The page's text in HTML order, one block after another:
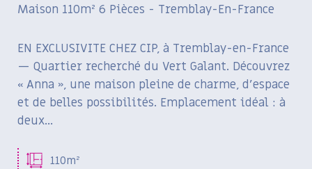
Maison 110m² 6 Pièces - Tremblay-En-France
EN EXCLUSIVITE CHEZ CIP, à Tremblay-en-France
— Quartier recherché du Vert Galant. Découvrez
« Anna », une maison pleine de charme, d’espace
et de belles possibilités. Emplacement idéal : à
deux...
110m²